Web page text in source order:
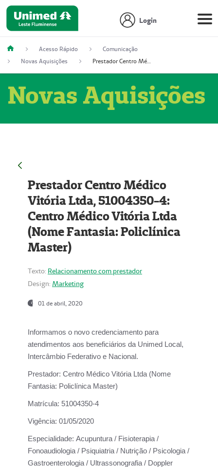
Login
Acesso Rápido
Comunicação
Novas Aquisições
Prestador Centro Médico Vitória Ltda, 51004350-4: Centro Médico Vitória Ltda (Nome Fantasia: Policlínica Master)
Novas Aquisições
Prestador Centro Médico
Vitória Ltda, 51004350-4:
Centro Médico Vitória Ltda
(Nome Fantasia: Policlínica
Master)
Texto: Relacionamento com prestador
Design: Marketing
01 de abril, 2020
Informamos o novo credenciamento para
atendimentos aos beneficiários da Unimed Local,
Intercâmbio Federativo e Nacional.
Prestador: Centro Médico Vitória Ltda (Nome
Fantasia: Policlínica Master)
Matrícula: 51004350-4
Vigência: 01/05/2020
Especialidade: Acupuntura / Fisioterapia /
Fonoaudiologia / Psiquiatria / Nutrição / Psicologia /
Gastroenterologia / Ultrassonografia / Doppler